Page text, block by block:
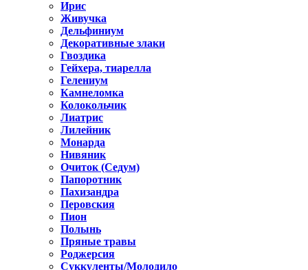
Ирис
Живучка
Дельфиниум
Декоративные злаки
Гвоздика
Гейхера, тиарелла
Гелениум
Камнеломка
Колокольчик
Лиатрис
Лилейник
Монарда
Нивяник
Очиток (Седум)
Папоротник
Пахизандра
Перовския
Пион
Полынь
Пряные травы
Роджерсия
Суккуленты/Молодило